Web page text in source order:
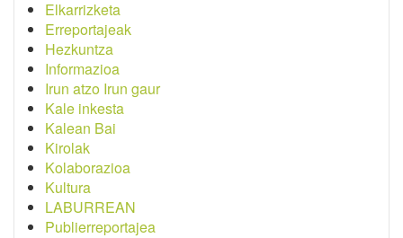
Elkarrizketa
Erreportajeak
Hezkuntza
Informazioa
Irun atzo Irun gaur
Kale inkesta
Kalean Bai
Kirolak
Kolaborazioa
Kultura
LABURREAN
Publierreportajea